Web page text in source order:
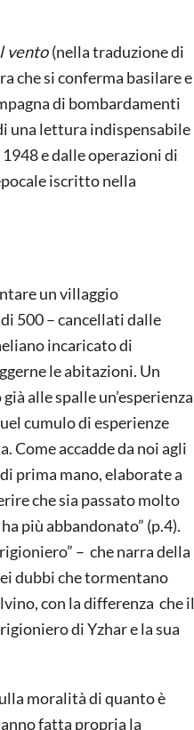
vento(nella traduzione di
che si conferma basilare e
di bombardamenti
una lettura indispensabile
e dalle operazioni di
iscritto nella
un villaggio
500 – cancellati dalle
incaricato di
le abitazioni. Un
alle spalle un’esperienza
cumulo di esperienze
Come accadde da noi agli
prima mano, elaborate a
che sia passato molto
più abbandonato” (p.4).
– che narra della
dubbi che tormentano
con la differenza che il
di Yzhar e la sua
moralità di quanto è
fatta propria la